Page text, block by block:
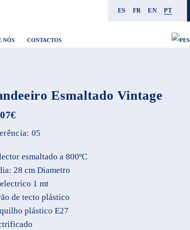
NÓS CONTACTOS
ES FR EN PT
Esmaltado Vintage
€
05
esmaltado a 800ºC
28 cm Diametro
1 mt
de tecto plástico
plástico E27